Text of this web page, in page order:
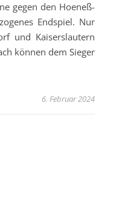
gegen den Hoeneß-
Endspiel. Nur
und Kaiserslautern
können dem Sieger
6. Februar 2024